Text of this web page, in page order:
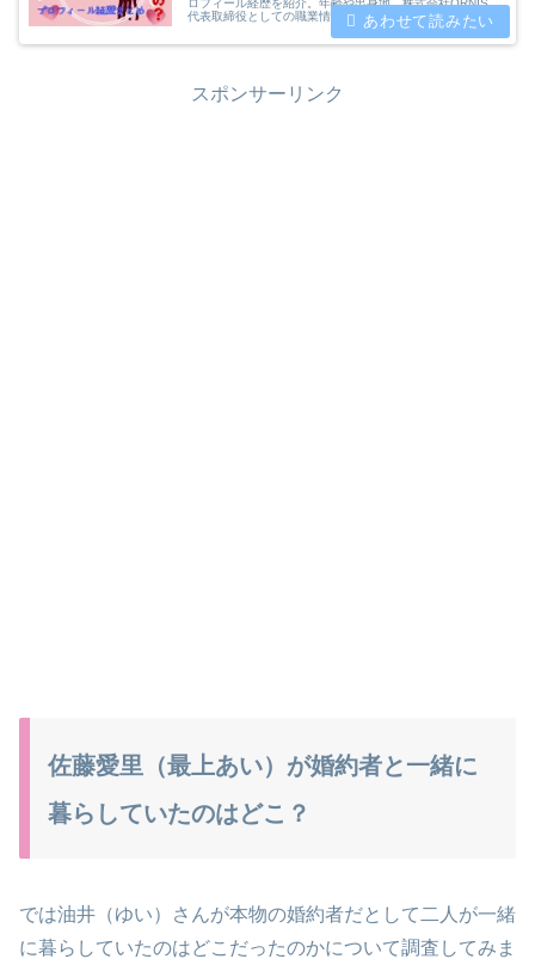
ロフィール経歴を紹介。年齢や出身地、株式会社ORNIS
代表取締役としての職業情報に加え、高野容疑者との金銭
トラブルについて油井氏自身が語る事件の経緯も解説。タ
ワマン生活や海外旅行の噂についても真相を解明。
スポンサーリンク
佐藤愛里（最上あい）が婚約者と一緒に
暮らしていたのはどこ？
では油井（ゆい）さんが本物の婚約者だとして二人が一緒
に暮らしていたのはどこだったのかについて調査してみま